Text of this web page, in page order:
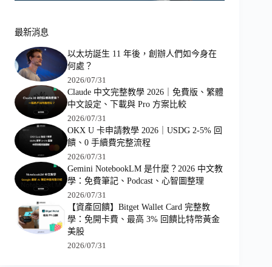
最新消息
以太坊誕生 11 年後，創辦人們如今身在
何處？
2026/07/31
Claude 中文完整教學 2026｜免費版、繁體
中文設定、下載與 Pro 方案比較
2026/07/31
OKX U 卡申請教學 2026｜USDG 2-5% 回
饋、0 手續費完整流程
2026/07/31
Gemini NotebookLM 是什麼？2026 中文教
學：免費筆記、Podcast、心智圖整理
2026/07/31
【資產回饋】Bitget Wallet Card 完整教
學：免開卡費、最高 3% 回饋比特幣黃金
美股
2026/07/31